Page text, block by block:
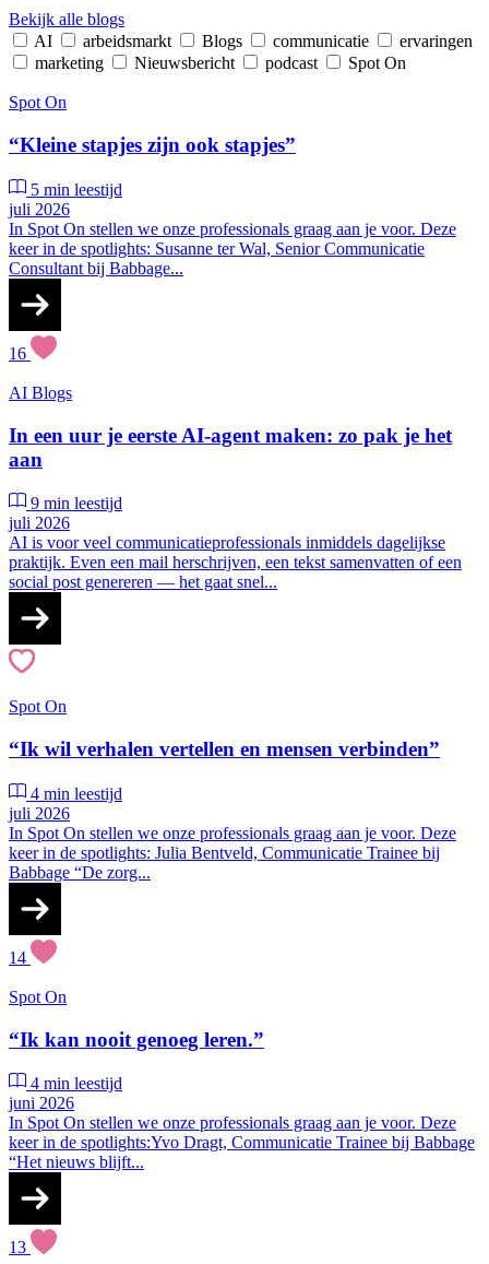
Bekijk alle blogs
AI
arbeidsmarkt Blogs communicatie
ervaringen
marketing
Nieuwsbericht podcast Spot On
Spot On
“Kleine stapjes zijn ook stapjes”
5 min leestijd
juli 2026
In Spot On stellen we onze professionals graag aan je voor. Deze
keer in de spotlights: Susanne ter Wal, Senior Communicatie
Consultant bij Babbage...
16
AI Blogs
In een uur je eerste AI-agent maken: zo pak je het
aan
9 min leestijd
juli 2026
AI is voor veel communicatieprofessionals inmiddels dagelijkse
praktijk. Even een mail herschrijven, een tekst samenvatten of een
social post genereren — het gaat snel...
Spot On
“Ik wil verhalen vertellen en mensen verbinden”
4 min leestijd
juli 2026
In Spot On stellen we onze professionals graag aan je voor. Deze
keer in de spotlights: Julia Bentveld, Communicatie Trainee bij
Babbage “De zorg...
14
Spot On
“Ik kan nooit genoeg leren.”
4 min leestijd
juni 2026
In Spot On stellen we onze professionals graag aan je voor. Deze
keer in de spotlights:Yvo Dragt, Communicatie Trainee bij Babbage
“Het nieuws blijft...
13